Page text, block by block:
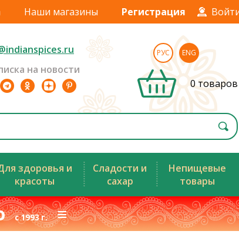
Наши магазины Регистрация
на новости
РУС ENG
0 товаров
здоровья и
красоты
Сладости и
сахар
Непищевые
товары
с 1993 г.≡